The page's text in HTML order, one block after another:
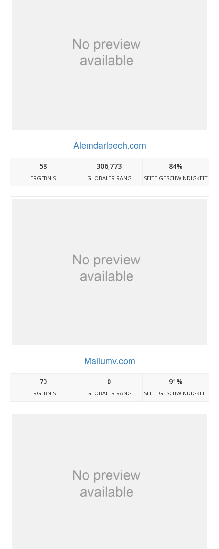
Alemdarleech.com
58
ERGEBNIS
306,773
GLOBALER RANG
84%
SEITE GESCHWINDIGKEIT
Mallumv.com
70
ERGEBNIS
0
GLOBALER RANG
91%
SEITE GESCHWINDIGKEIT